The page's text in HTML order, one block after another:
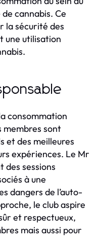
cannabis. Ce
la sécurité des
une utilisation
consommation
membres sont
et des meilleures
expériences. Le Mr
des sessions
à une
dangers de l’auto-
le club aspire
et respectueux,
mais aussi pour